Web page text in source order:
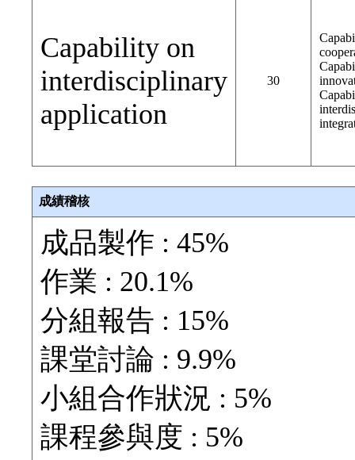
Capability on
interdisciplinary
application
30
成績稽核
成品製作 : 45%
作業 : 20.1%
分組報告 : 15%
課堂討論 : 9.9%
小組合作狀況 : 5%
課程參與度 : 5%